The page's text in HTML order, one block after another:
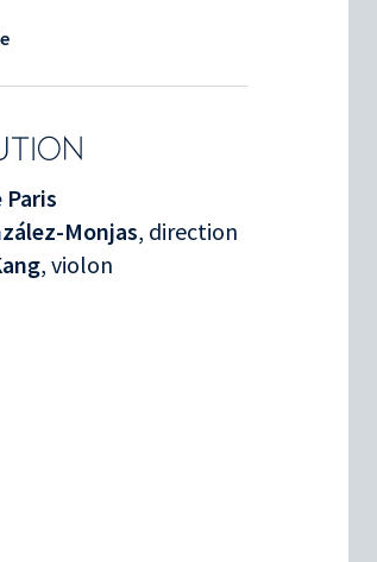
Paris
Monjas, direction
, violon